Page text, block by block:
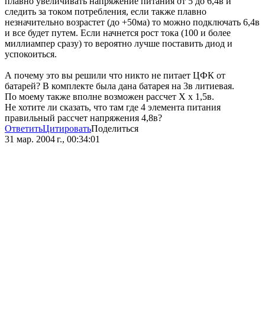
следить за током потребления, если также плавно
незначительно возрастет (до +50ма) то можно подключать 6,4в
и все будет путем. Если начнется рост тока (100 и более
миллиампер сразу) то вероятно лучше поставить диод и
успокоиться.
А почему это вы решили что никто не питает ЦФК от
батарей? В комплекте была дана батарея на 3в литиевая.
По моему также вполне возможен рассчет Х х 1,5в.
Не хотите ли сказать, что там где 4 элемента питания
правильный рассчет напряжения 4,8в?
ОтветитьЦитироватьПоделиться
31 мар. 2004 г., 00:34:01